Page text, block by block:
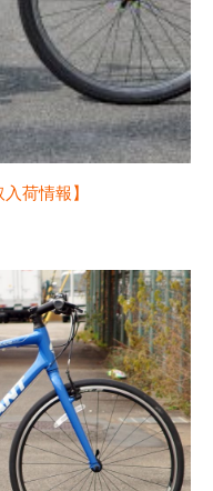
荷情報】